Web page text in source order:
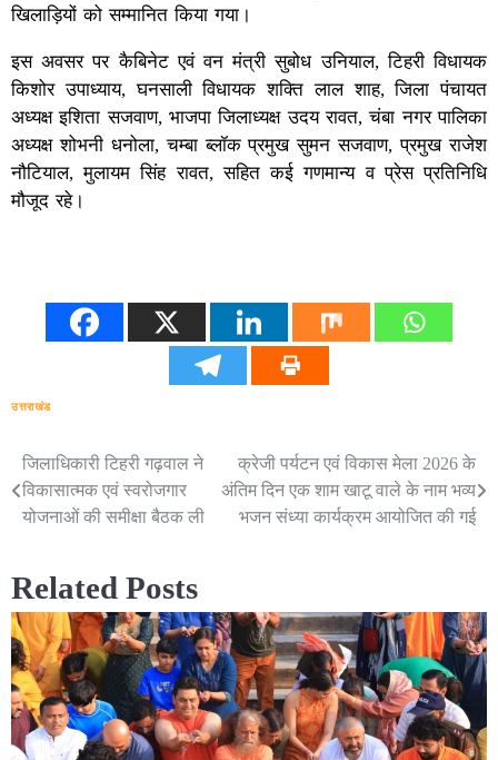
खिलाड़ियों को सम्मानित किया गया।
इस अवसर पर कैबिनेट एवं वन मंत्री सुबोध उनियाल, टिहरी विधायक
किशोर उपाध्याय, घनसाली विधायक शक्ति लाल शाह, जिला पंचायत
अध्यक्ष इशिता सजवाण, भाजपा जिलाध्यक्ष उदय रावत, चंबा नगर पालिका
अध्यक्ष शोभनी धनोला, चम्बा ब्लॉक प्रमुख सुमन सजवाण, प्रमुख राजेश
नौटियाल, मुलायम सिंह रावत, सहित कई गणमान्य व प्रेस प्रतिनिधि
मौजूद रहे।
उत्तराखंड
Post
navigation
जिलाधिकारी टिहरी गढ़वाल ने
विकासात्मक एवं स्वरोजगार
योजनाओं की समीक्षा बैठक ली
क्रेजी पर्यटन एवं विकास मेला 2026 के
अंतिम दिन एक शाम खाटू वाले के नाम भव्य
भजन संध्या कार्यक्रम आयोजित की गई
Related Posts